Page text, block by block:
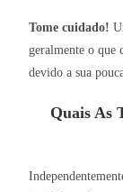
Tome cuidado!
geralmente o que
devido a sua
Quais As